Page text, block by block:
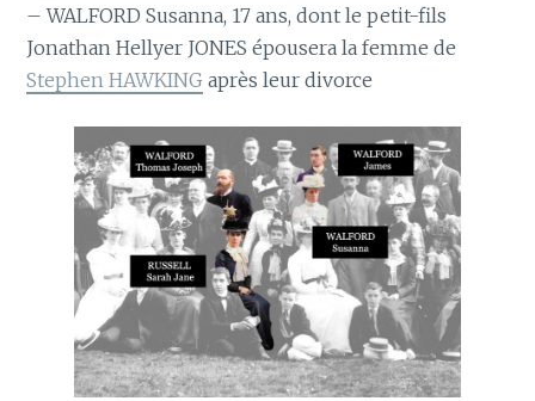
– WALFORD Susanna, 17 ans, dont le petit-fils
Jonathan Hellyer JONES épousera la femme de
Stephen HAWKING après leur divorce